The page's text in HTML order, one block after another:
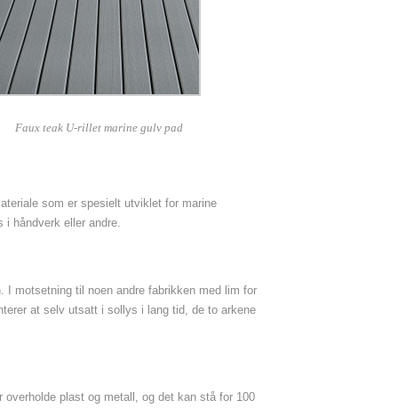
Faux teak U-rillet marine gulv pad
som er spesielt utviklet for marine
i håndverk eller andre.
motsetning til noen andre fabrikken med lim for
at selv utsatt i sollys i lang tid, de to arkene
plast og metall, og det kan stå for 100